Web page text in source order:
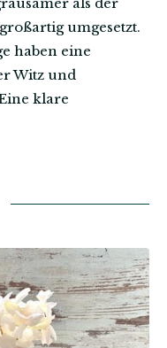
umgesetzt.
haben eine
Witz und
klare